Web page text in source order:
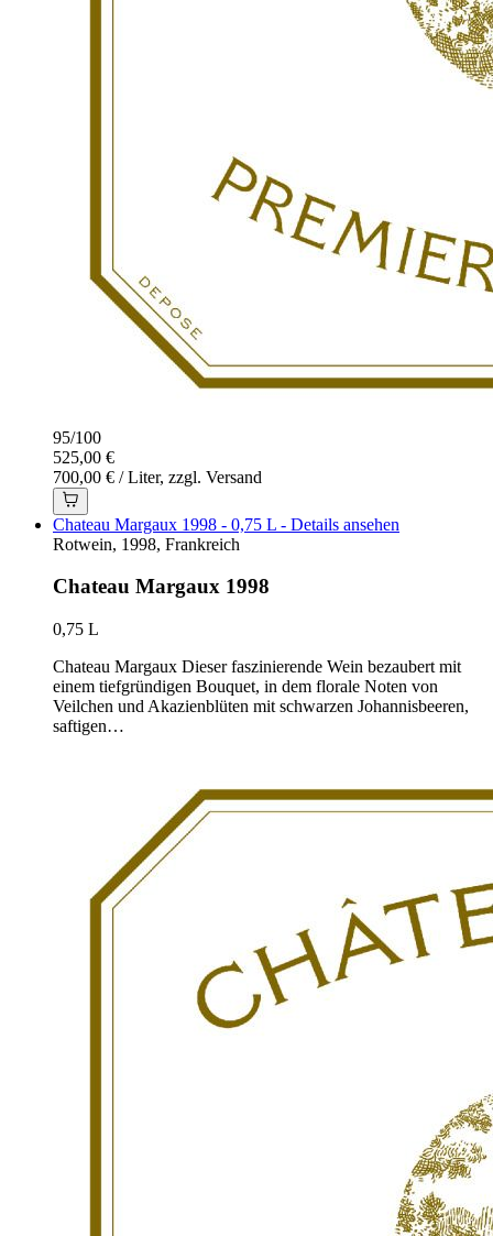
95/100
525,00 €
700,00 € / Liter, zzgl. Versand
Chateau Margaux 1998 - 0,75 L - Details ansehen
Rotwein, 1998, Frankreich
Chateau Margaux 1998
0,75 L
Chateau Margaux Dieser faszinierende Wein bezaubert mit
einem tiefgründigen Bouquet, in dem florale Noten von
Veilchen und Akazienblüten mit schwarzen Johannisbeeren,
saftigen…